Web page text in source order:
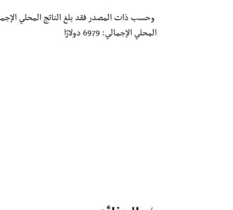
المحلي الإجمالي: 6979 دولارًا